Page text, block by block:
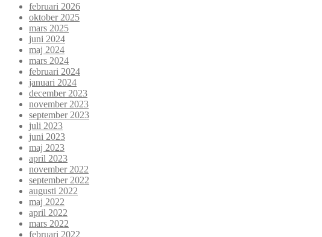
februari 2026
oktober 2025
mars 2025
juni 2024
maj 2024
mars 2024
februari 2024
januari 2024
december 2023
november 2023
september 2023
juli 2023
juni 2023
maj 2023
april 2023
november 2022
september 2022
augusti 2022
maj 2022
april 2022
mars 2022
februari 2022